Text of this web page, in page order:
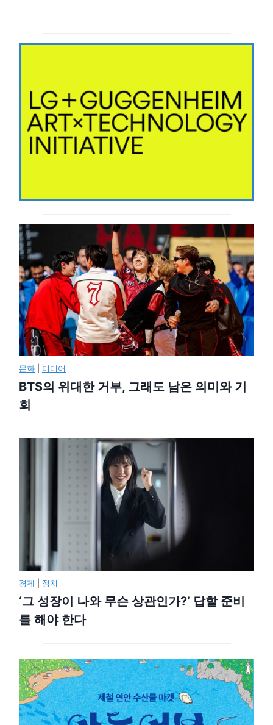
문화 미디어
BTS의 위대한 거부, 그래도 남은 의미와 기
회
경제 정치
‘그 성장이 나와 무슨 상관인가?’ 답할 준비
를 해야 한다